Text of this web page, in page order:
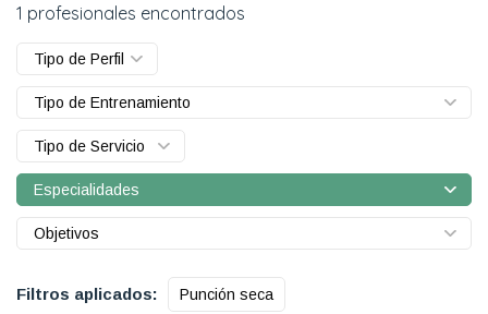
1 profesionales encontrados
Tipo de Perfil
Tipo de Entrenamiento
Tipo de Servicio
Especialidades
Objetivos
Filtros aplicados: Punción seca